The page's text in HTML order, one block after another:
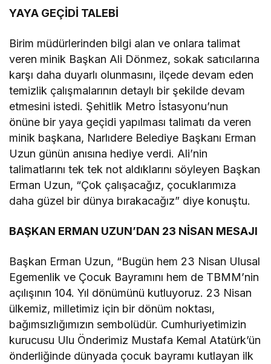
YAYA GEÇİDİ TALEBİ
Birim müdürlerinden bilgi alan ve onlara talimat
veren minik Başkan Ali Dönmez, sokak satıcılarına
karşı daha duyarlı olunmasını, ilçede devam eden
temizlik çalışmalarının detaylı bir şekilde devam
etmesini istedi. Şehitlik Metro İstasyonu’nun
önüne bir yaya geçidi yapılması talimatı da veren
minik başkana, Narlıdere Belediye Başkanı Erman
Uzun günün anısına hediye verdi. Ali’nin
talimatlarını tek tek not aldıklarını söyleyen Başkan
Erman Uzun, “Çok çalışacağız, çocuklarımıza
daha güzel bir dünya bırakacağız” diye konuştu.
BAŞKAN ERMAN UZUN’DAN 23 NİSAN MESAJI
Başkan Erman Uzun, “Bugün hem 23 Nisan Ulusal
Egemenlik ve Çocuk Bayramını hem de TBMM’nin
açılışının 104. Yıl dönümünü kutluyoruz. 23 Nisan
ülkemiz, milletimiz için bir dönüm noktası,
bağımsızlığımızın sembolüdür. Cumhuriyetimizin
kurucusu Ulu Önderimiz Mustafa Kemal Atatürk’ün
önderliğinde dünyada çocuk bayramı kutlayan ilk